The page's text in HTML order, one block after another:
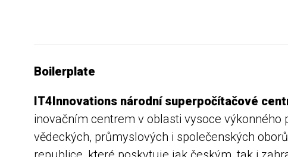
Boilerplate
IT4Innovations národní superpočítačové
inovačním centrem v oblasti vysoce výkonného
vědeckých, průmyslových i společenských